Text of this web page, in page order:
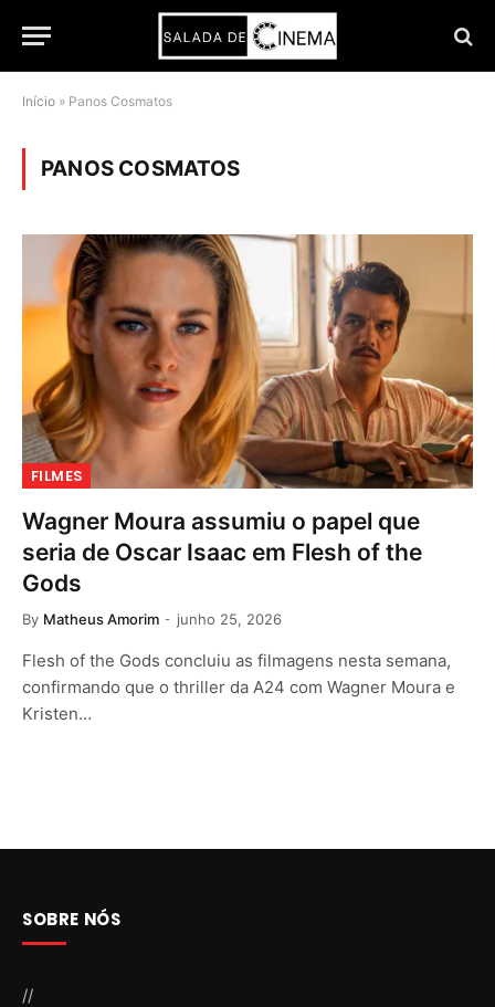
Início » Panos Cosmatos
PANOS COSMATOS
FILMES
Wagner Moura assumiu o papel que
seria de Oscar Isaac em Flesh of the
Gods
By Matheus Amorim junho 25, 2026
Flesh of the Gods concluiu as filmagens nesta semana,
confirmando que o thriller da A24 com Wagner Moura e
Kristen…
SOBRE NÓS
//